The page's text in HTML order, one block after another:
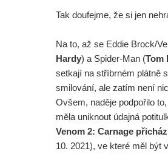
Tak doufejme, že si jen
Na to, až se Eddie Brock/
Hardy) a Spider-Man (Tom
setkají na stříbrném plátně
smilování, ale zatím není
Ovšem, naděje podpořilo
měla uniknout údajná
Venom 2: Carnage
10. 2021), ve které měl být